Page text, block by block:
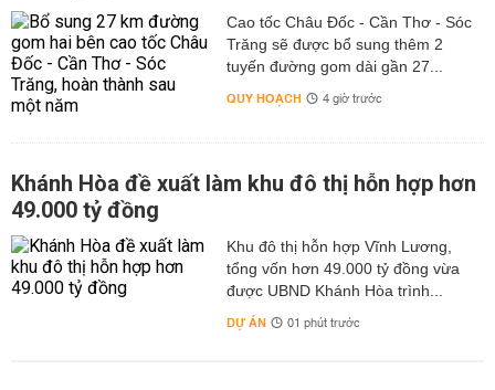
Cao tốc Châu Đốc - Cần Thơ - Sóc
Trăng sẽ được bổ sung thêm 2
tuyến đường gom dài gần 27...
QUY HOẠCH 4 giờ trước
Khánh Hòa đề xuất làm khu đô thị hỗn hợp hơn
49.000 tỷ đồng
Khu đô thị hỗn hợp Vĩnh Lương,
tổng vốn hơn 49.000 tỷ đồng vừa
được UBND Khánh Hòa trình...
DỰ ÁN 01 phút trước